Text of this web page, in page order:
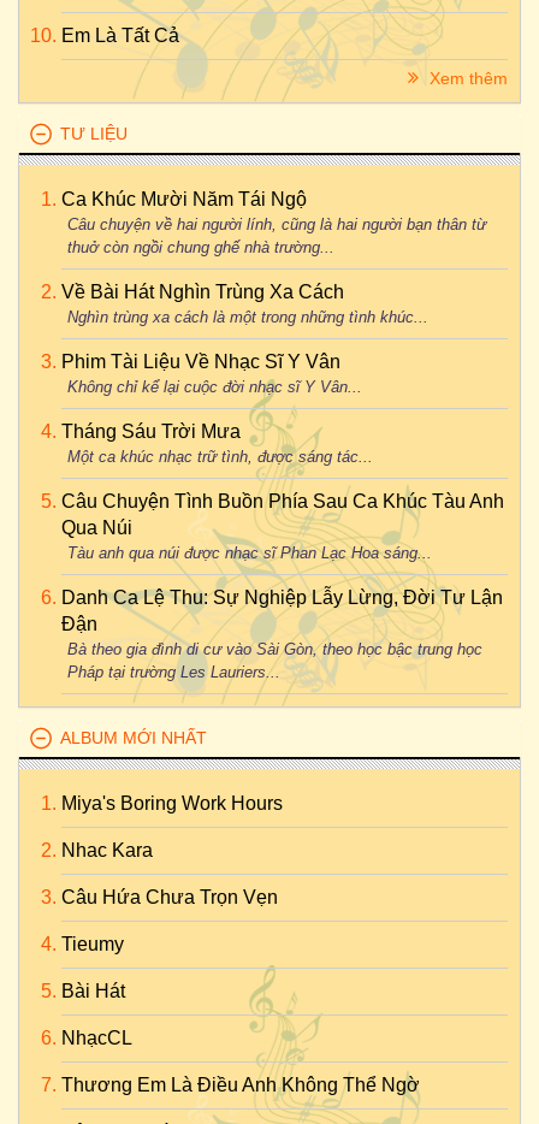
Em Là Tất Cả
Xem thêm
TƯ LIỆU
Ca Khúc Mười Năm Tái Ngộ
Câu chuyện về hai người lính, cũng là hai người bạn thân từ
thuở còn ngồi chung ghế nhà trường...
Về Bài Hát Nghìn Trùng Xa Cách
Nghìn trùng xa cách là một trong những tình khúc...
Phim Tài Liệu Về Nhạc Sĩ Y Vân
Không chỉ kể lại cuộc đời nhạc sĩ Y Vân...
Tháng Sáu Trời Mưa
Một ca khúc nhạc trữ tình, được sáng tác...
Câu Chuyện Tình Buồn Phía Sau Ca Khúc Tàu Anh
Qua Núi
Tàu anh qua núi được nhạc sĩ Phan Lạc Hoa sáng...
Danh Ca Lệ Thu: Sự Nghiệp Lẫy Lừng, Đời Tư Lận
Đận
Bà theo gia đình di cư vào Sài Gòn, theo học bậc trung học
Pháp tại trường Les Lauriers...
ALBUM MỚI NHẤT
Miya's Boring Work Hours
Nhac Kara
Câu Hứa Chưa Trọn Vẹn
Tieumy
Bài Hát
NhạcCL
Thương Em Là Điều Anh Không Thể Ngờ